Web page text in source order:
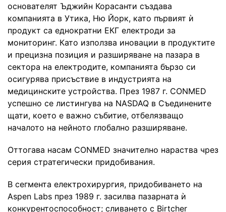
основателят Ъджийн Корасанти създава
компанията в Утика, Ню Йорк, като първият ѝ
продукт са еднократни ЕКГ електроди за
мониторинг. Като използва иновации в продуктите
и прецизна позиция и разширяване на пазара в
сектора на електродите, компанията бързо си
осигурява присъствие в индустрията на
медицинските устройства. През 1987 г. CONMED
успешно се листингува на NASDAQ в Съединените
щати, което е важно събитие, отбелязващо
началото на нейното глобално разширяване.
Оттогава насам CONMED значително нараства чрез
серия стратегически придобивания.
В сегмента електрохирургия, придобиването на
Aspen Labs през 1989 г. засилва пазарната ѝ
конкурентоспособност; сливането с Birtcher